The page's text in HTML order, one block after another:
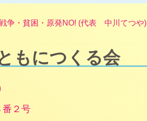
もにつくる会
争・貧困・原発NO! (代表 中川てつや)
２号